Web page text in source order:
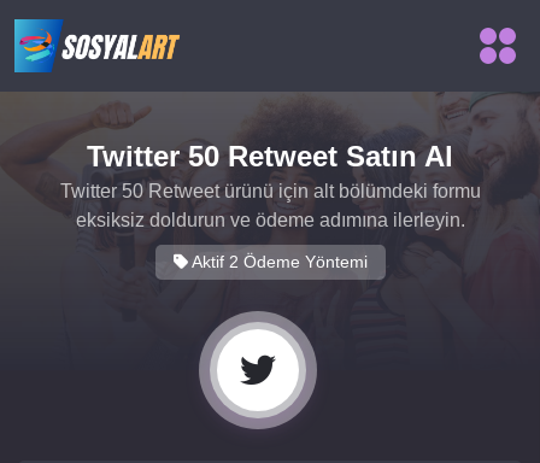
Twitter 50 Retweet Satın Al
Twitter 50 Retweet ürünü için alt bölümdeki formu
eksiksiz doldurun ve ödeme adımına ilerleyin.
Aktif 2 Ödeme Yöntemi